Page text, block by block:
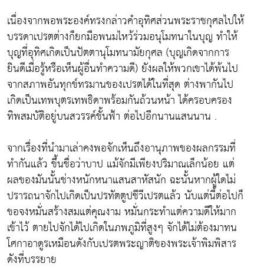
เนื่องจากพอพระองค์ทรงกล่าวคำอุทิศส่วนพระราชกุศลไปให้
บรรดาเปรตต่างก็ยกมือพนมไหว้ร่วมอนุโมทนาในบุญ ทำให้
บุญที่อุทิศเกิดเป็นปัตตานุโมทนามัยกุศล (บุญเกิดจากการ
ยินดีเมื่อรู้หรือเห็นผู้อื่นทำความดี) ยังผลให้พวกเขาได้พ้นไป
จากสภาพอันทุกข์ทรมานของเปรตได้ในที่สุด ต่างพากันไป
เกิดเป็นเทพบุตรเทพธิดาพร้อมกันถ้วนหน้า ได้ครอบครอง
ทิพสมบัติอยู่บนสวรรค์ชั้นฟ้า ต่อไปอีกนานแสนนาน .
จากเรื่องที่นำมาเล่าคงพอจักเห็นถึงอานุภาพของผลกรรมที่
ทำกันแล้ว ขึ้นชื่อว่าบาป แม้จักมีเพียงปริมาณเล็กน้อย แต่
ผลของมันนั้นช่างหนักหนาแสนสาหัสนัก ฉะนั้นหากผู้ใดไม่
ปรารถนาจักไปเกิดเป็นปรทัตตูปชีวีเปรตแล้ว นับแต่นี้ต่อไปก็
ขอจงหมั่นสร้างสมแต่คุณงาม หมั่นกระทำแต่ความดีให้มาก
เข้าไว้ ตายไปจักได้ไปเกิดในภพภูมิที่สูงๆ จักได้ไม่ต้องมาทน
โศกาอาดูรเหมือนดังกับเปรตพระญาติของพระเจ้าพิมพิสาร
ดังที่บรรยาย